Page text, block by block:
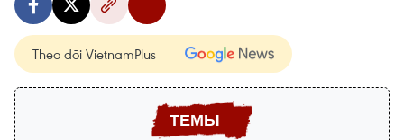
Theo dõi VietnamPlus